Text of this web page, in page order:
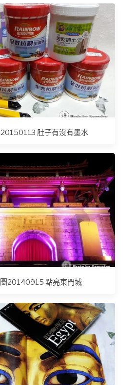
肚子有沒有墨水
20140915 點亮東門城